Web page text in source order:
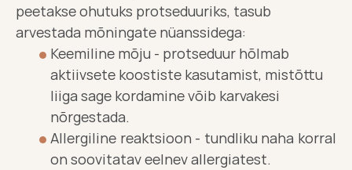
peetakse ohutuks protseduuriks, tasub
arvestada mõningate nüanssidega:
Keemiline mõju - protseduur hõlmab
aktiivsete koostiste kasutamist, mistõttu
liiga sage kordamine võib karvakesi
nõrgestada.
Allergiline reaktsioon - tundliku naha korral
on soovitatav eelnev allergiatest.